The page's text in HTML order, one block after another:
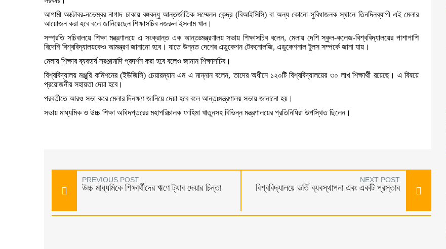
আগামী অক্টোবর-নভেম্বর নাগাদ ঢাকায় বঙ্গবন্ধু আন্তর্জাতিক সম্মেলন কেন্দ্র(বিআইসিসি) বা অন্য কোনো সুবিধাজনক স্থানে তিনদিনব্যাপী এই মেলার
আয়োজন করা হবে বলে জানিয়েছেন শিক্ষাসচিব নজরুল ইসলাম খান।
সম্প্রতি সচিবালয়ে শিক্ষা মন্ত্রণালয়ে এ সংক্রান্ত এক আন্তঃমন্ত্রণালয় সভায় শিক্ষাসচিব বলেন, মেলায় দেশি স্কুল-কলেজ-বিশ্ববিদ্যালয়ের পাশাপাশি
বিদেশি বিশ্ববিদ্যালয়কেও আমন্ত্রণ জানানো হবে। যাতে উন্নত দেশের এডুকেশন টেকনোলজি, এডুকেশনাল টুলস সম্পর্কে জানা যায় ।
মেলায় শিক্ষার ব্যবহার্য সরঞ্জামাদি প্রদর্শন করা হবে বলেও জানান শিক্ষাসচিব।
বিশ্ববিদ্যালয় মঞ্জুরি কমিশনের(ইউজিসি)চেয়ারম্যান এম এ মান্নান বলেন,তাদের অধীনে ১২০টি বিশ্ববিদ্যালয়ের ৩০ লাখ শিক্ষার্থী রয়েছে। এ বিষয়ে
প্রয়োজনীয় সহায়তা দেয়া হবে।
পরবর্তীতে আরও সভা করে মেলার দিনক্ষণ জানিয়ে দেয়া হবে বলে আন্তঃমন্ত্রণালয় সভায় জানানো হয় ।
সভায় মাধ্যমিক ও উচ্চ শিক্ষা অধিদপ্তরের মহাপরিচালক ফাহিমা খাতুনসহ বিভিন্ন মন্ত্রণালয়ের প্রতিনিধিরা উপস্থিত ছিলেন।
PREVIOUS POST
উচ্চ মাধ্যমিকে শিক্ষার্থীদের ঋণে ট্যাব দেয়ার চিন্তা
NEXT POST
বিশ্ববিদ্যালয়ে ভর্তি ব্যবস্থাপনা এবং একটি প্রস্তাব